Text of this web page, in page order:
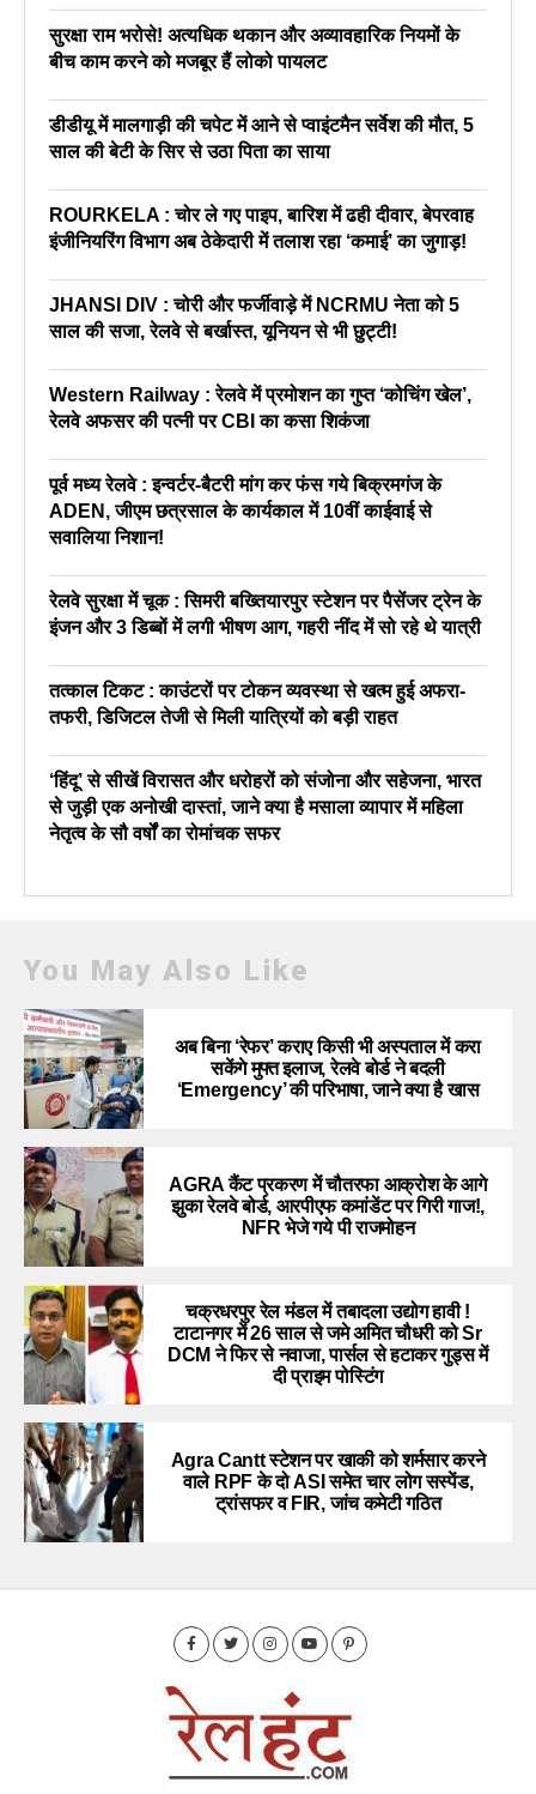
सुरक्षा राम भरोसे! अत्यधिक थकान और अव्यावहारिक नियमों के
बीच काम करने को मजबूर हैं लोको पायलट
डीडीयू में मालगाड़ी की चपेट में आने से प्वाइंटमैन सर्वेश की मौत, 5
साल की बेटी के सिर से उठा पिता का साया
ROURKELA : चोर ले गए पाइप, बारिश में ढही दीवार, बेपरवाह
इंजीनियरिंग विभाग अब ठेकेदारी में तलाश रहा ‘कमाई’ का जुगाड़!
JHANSI DIV : चोरी और फर्जीवाड़े में NCRMU नेता को 5
साल की सजा, रेलवे से बर्खास्त, यूनियन से भी छुट्टी!
Western Railway : रेलवे में प्रमोशन का गुप्त ‘कोचिंग खेल’,
रेलवे अफसर की पत्नी पर CBI का कसा शिकंजा
पूर्व मध्य रेलवे : इन्वर्टर-बैटरी मांग कर फंस गये बिक्रमगंज के
ADEN, जीएम छत्रसाल के कार्यकाल में 10वीं काईवाई से
सवालिया निशान!
रेलवे सुरक्षा में चूक : सिमरी बख्तियारपुर स्टेशन पर पैसेंजर ट्रेन के
इंजन और 3 डिब्बों में लगी भीषण आग, गहरी नींद में सो रहे थे यात्री
तत्काल टिकट : काउंटरों पर टोकन व्यवस्था से खत्म हुई अफरा-
तफरी, डिजिटल तेजी से मिली यात्रियों को बड़ी राहत
‘हिंदू’ से सीखें विरासत और धरोहरों को संजोना और सहेजना, भारत
से जुड़ी एक अनोखी दास्तां, जाने क्या है मसाला व्यापार में महिला
नेतृत्व के सौ वर्षों का रोमांचक सफर
You May Also Like
अब बिना ‘रेफर’ कराए किसी भी अस्पताल में करा
सकेंगे मुफ्त इलाज, रेलवे बोर्ड ने बदली
‘Emergency’ की परिभाषा, जाने क्या है खास
AGRA कैंट प्रकरण में चौतरफा आक्रोश के आगे
झुका रेलवे बोर्ड, आरपीएफ कमांडेंट पर गिरी गाज!,
NFR भेजे गये पी राजमोहन
चक्रधरपुर रेल मंडल में तबादला उद्योग हावी !
टाटानगर में 26 साल से जमे अमित चौधरी को Sr
DCM ने फिर से नवाजा, पार्सल से हटाकर गुड्स में
दी प्राइम पोस्टिंग
Agra Cantt स्टेशन पर खाकी को शर्मसार करने
वाले RPF के दो ASI समेत चार लोग सस्पेंड,
ट्रांसफर व FIR, जांच कमेटी गठित